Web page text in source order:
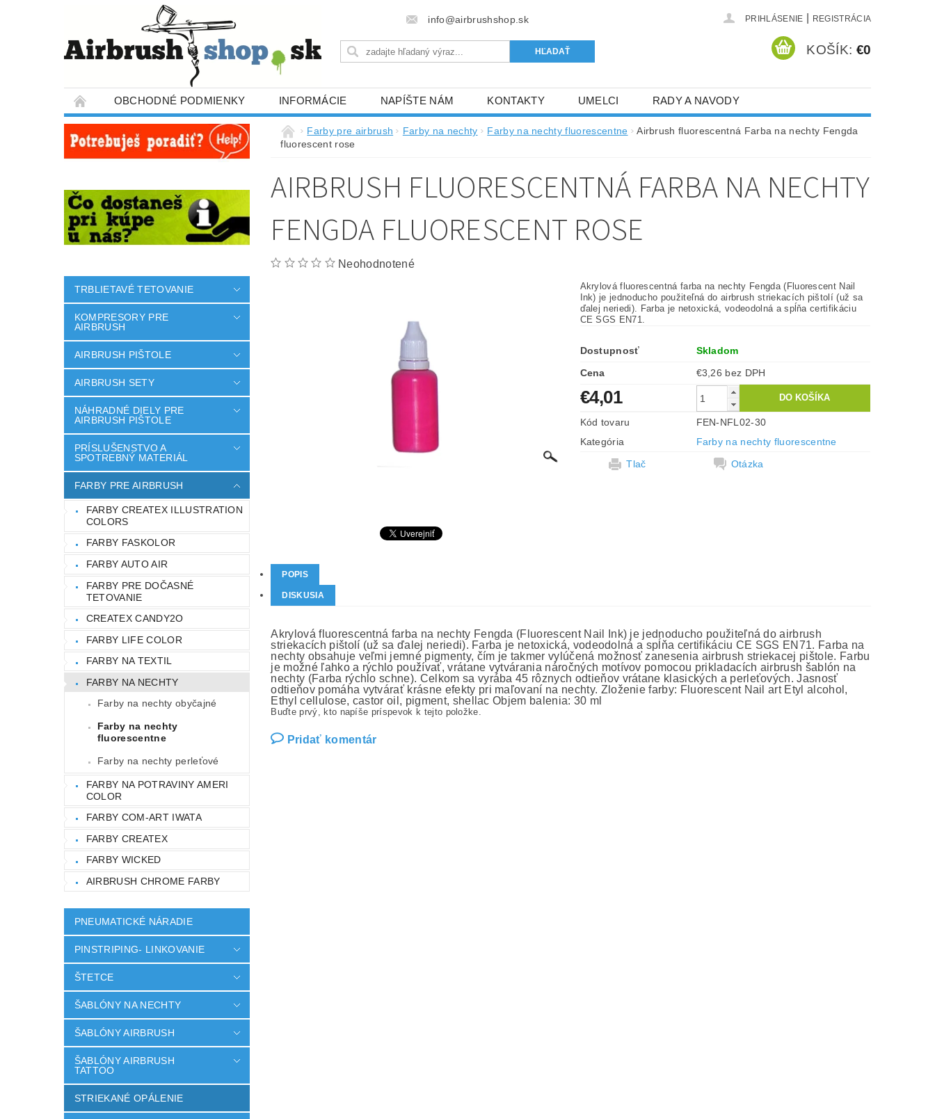
info@airbrushshop.sk PRIHLÁSENIE REGISTRÁCIA
KOŠÍK: €0
OBCHODNÉ PODMIENKY INFORMÁCIE NAPÍŠTE NÁM KONTAKTY UMELCI RADY A NAVODY
TRBLIETAVÉ TETOVANIE
KOMPRESORY PRE
AIRBRUSH
AIRBRUSH PIŠTOLE
AIRBRUSH SETY
NÁHRADNÉ DIELY PRE
AIRBRUSH PIŠTOLE
PRÍSLUŠENSTVO A
SPOTREBNÝ MATERIÁL
FARBY PRE AIRBRUSH
FARBY CREATEX ILLUSTRATION
COLORS
FARBY FASKOLOR
FARBY AUTO AIR
FARBY PRE DOČASNÉ
TETOVANIE
CREATEX CANDY2O
FARBY LIFE COLOR
FARBY NA TEXTIL
FARBY NA NECHTY
Farby na nechty obyčajné
Farby na nechty
fluorescentne
Farby na nechty perleťové
FARBY NA POTRAVINY AMERI
COLOR
FARBY COM-ART IWATA
FARBY CREATEX
FARBY WICKED
AIRBRUSH CHROME FARBY
PNEUMATICKÉ NÁRADIE
PINSTRIPING- LINKOVANIE
ŠTETCE
ŠABLÓNY NA NECHTY
ŠABLÓNY AIRBRUSH
ŠABLÓNY AIRBRUSH
TATTOO
STRIEKANÉ OPÁLENIE
Farby pre airbrush Farby na nechty Farby na nechty fluorescentne
Airbrush fluorescentná Farba na nechty Fengda
fluorescent rose
AIRBRUSH FLUORESCENTNÁ FARBA NA NECHTY
FENGDA FLUORESCENT ROSE
Neohodnotené
Akrylová fluorescentná farba na nechty Fengda (Fluorescent Nail
Ink) je jednoducho použiteľná do airbrush striekacích pištolí (už sa
ďalej neriedi). Farba je netoxická, vodeodolná a spĺňa certifikáciu
CE SGS EN71.
Dostupnosť
Skladom
Cena
€3,26 bez DPH
€4,01
Kód tovaru
FEN-NFL02-30
Kategória
Farby na nechty fluorescentne
Tlač
Otázka
POPIS
DISKUSIA
Akrylová fluorescentná farba na nechty Fengda (Fluorescent Nail Ink) je jednoducho použiteľná do airbrush
striekacích pištolí (už sa ďalej neriedi). Farba je netoxická, vodeodolná a spĺňa certifikáciu CE SGS EN71. Farba na
nechty obsahuje veľmi jemné pigmenty, čím je takmer vylúčená možnosť zanesenia airbrush striekacej pištole. Farbu
je možné ľahko a rýchlo používať, vrátane vytvárania náročných motívov pomocou prikladacích airbrush šablón na
nechty (Farba rýchlo schne). Celkom sa vyrába 45 rôznych odtieňov vrátane klasických a perleťových. Jasnosť
odtieňov pomáha vytvárať krásne efekty pri maľovaní na nechty. Zloženie farby: Fluorescent Nail art Etyl alcohol,
Ethyl cellulose, castor oil, pigment, shellac Objem balenia: 30 ml
Buďte prvý, kto napíše príspevok k tejto položke.
Pridať komentár